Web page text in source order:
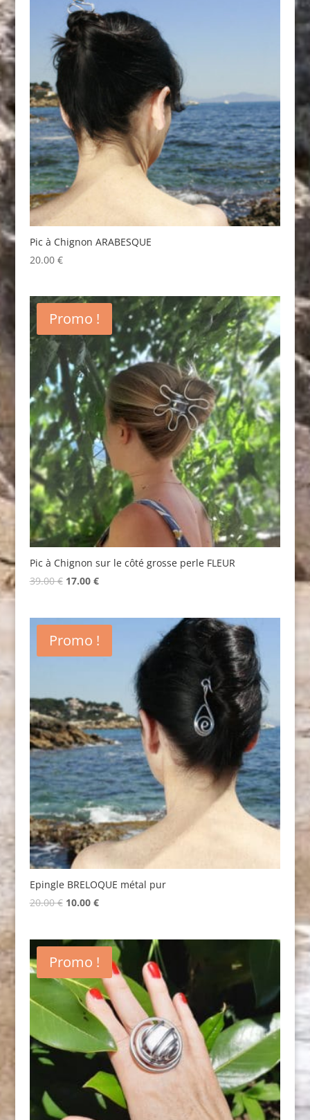
Pic à Chignon ARABESQUE
20.00 €
Promo !
Pic à Chignon sur le côté grosse perle FLEUR
39.00€ Original
39.00 €.
17.00 €Current
17.00 €.
Promo !
Epingle BRELOQUE métal pur
20.00€ Original
20.00 €.
10.00 €Current
10.00 €.
Promo !